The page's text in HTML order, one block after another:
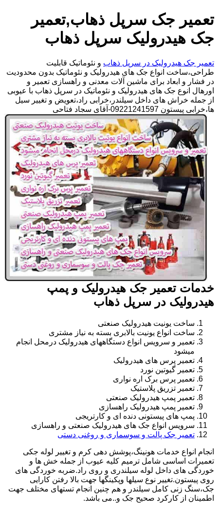
تعمیر جک سرپل ذهاب,تعمیر
جک هیدرولیک سرپل ذهاب
تعمیر جک هیدرولیک در سرپل ذهاب و نئوماتیک قابلیت
طراحی،ساخت انواع جک های هیدرولیک و نئوماتیک بدون محدودیت
در فشار و ابعاد برای ماشین آلات معدنی و راهسازی تعمیر و
اورهال انوع جک های هیدرولیک و نئوماتیک در سرپل ذهاب با عیوبی
از جمله خراش های داخل سیلندر،خرابی راد،تعویض و تغییر سیل
ها،خرابی پیستون 09221241597-آقای سجاد فتاحی
خدمات تعمیر جک هیدرولیک و پمپ
هیدرولیک در سرپل ذهاب
ساخت یونیت هیدرولیک صنعتی
ساخت انواع یونیت بالابری بسته به نیاز مشتری
تعمیر و سرویس انواع دستگاههای هیدرولیک درمحل انجام
میشود
تعمیر پرس های هیدرولیک
تعمیر گیوتین نورد
تعمیر پرس برک اره نواری
تعمیر تزریق پلاستیک
تعمیر پمپ هیدرولیک صنعتی
تعمیر پمپ هیدرولیک راهسازی
پمپ های پیستونی دنده ای و کارتریجی
سرویس انواع جک های هیدرولیک صنعتی و راهسازی
تعمیر جک پالت و سوسماری و روغنی دستی
انجام انواع خدمات هونینگ،پوشش دهی کرم و تغییر لوله جکی
تعمیرات اساسی شامل ترمیم کلیه عیوب از جمله خش ها و
خوردگی های داخل لوله سیلندری و روی راد.ضربه خوردگی های
روی پیستون.تغییر نوع سیلها وپکینگها جهت بالا رفتن کارایی
جک،سنگ زنی کامل سیلندر و هم چنین انجام تستهای مختلف جهت
اطمینان از کارکرد صحیح جک و..می باشد.